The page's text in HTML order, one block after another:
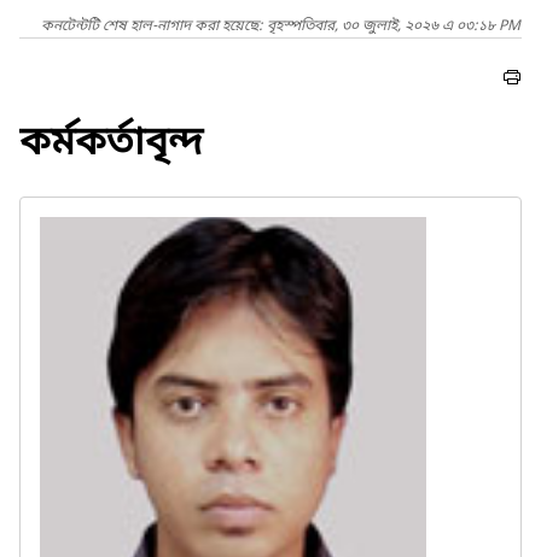
কনটেন্টটি শেষ হাল-নাগাদ করা হয়েছে: বৃহস্পতিবার, ৩০ জুলাই, ২০২৬ এ ০৩:১৮ PM
কর্মকর্তাবৃন্দ